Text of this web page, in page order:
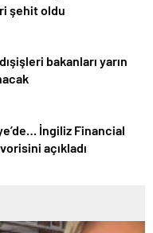
şehit oldu
bakanları yarın
İngiliz Financial
açıkladı